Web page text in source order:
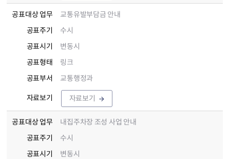
공표대상 업무
교통유발부담금 안내
공표주기
수시
공표시기
변동시
공표형태
링크
공표부서
교통행정과
자료보기 자료보기
공표대상 업무
내집주차장 조성 사업 안내
공표주기
수시
공표시기
변동시